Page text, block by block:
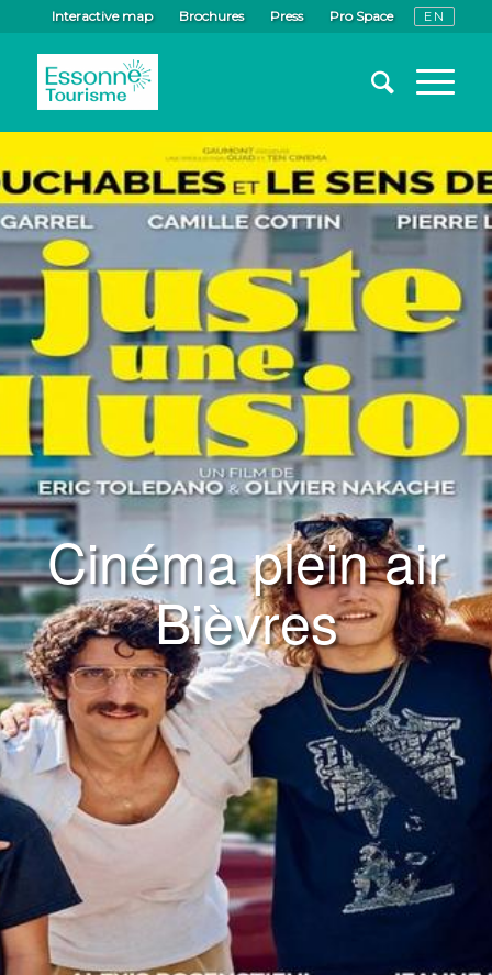
Interactive map Brochures Press Pro Space
Cinéma plein air
Bièvres